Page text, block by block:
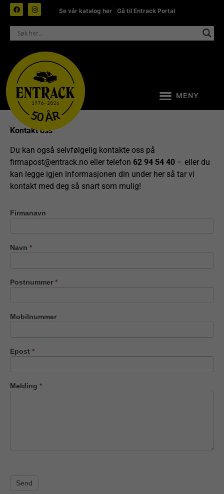
Se vår katalog her |Gå til Entrack Portal
Kontakt oss
Du kan også selvfølgelig kontakte oss på
firmapost@entrack.no eller telefon 62 94 54 40 – eller du
kan legge igjen informasjonen din under her så tar vi
kontakt med deg så snart som mulig!
Kontakt
Firmanavn
Navn *
Postnummer *
Mobilnummer
Epost *
Melding *
Send